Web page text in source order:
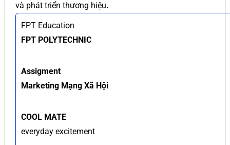
và phát triển thương hiệu.
FPT Education
FPT POLYTECHNIC
Assigment
Marketing Mạng Xã Hội
COOL MATE
everyday excitement